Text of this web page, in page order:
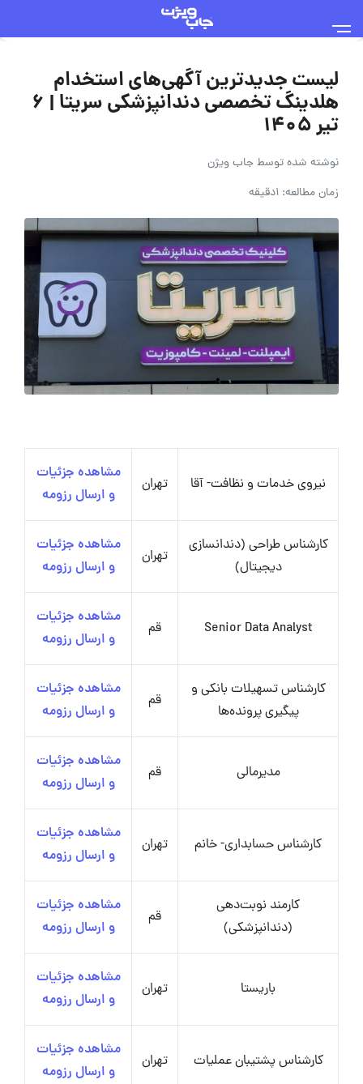
لیست جدیدترین آگهی‌های استخدام
هلدینگ تخصصی دندانپزشکی سریتا | ۶
تیر ۱۴۰۵
نوشته شده توسطجاب ویژن
زمان مطالعه: 1دقیقه
نیروی خدمات و نظافت- آقا تهران
مشاهده جزئیات
و ارسال رزومه
کارشناس طراحی (دندانسازی
دیجیتال)
تهران
مشاهده جزئیات
و ارسال رزومه
Senior Data Analyst قم
مشاهده جزئیات
و ارسال رزومه
کارشناس تسهیلات بانکی و
پیگیری پرونده‌ها
قم
مشاهده جزئیات
و ارسال رزومه
مدیرمالی قم
مشاهده جزئیات
و ارسال رزومه
کارشناس حسابداری- خانم تهران
مشاهده جزئیات
و ارسال رزومه
کارمند نوبت‌دهی
(دندانپزشکی)
قم
مشاهده جزئیات
و ارسال رزومه
باریستا تهران
مشاهده جزئیات
و ارسال رزومه
کارشناس پشتیبان عملیات تهران
مشاهده جزئیات
و ارسال رزومه